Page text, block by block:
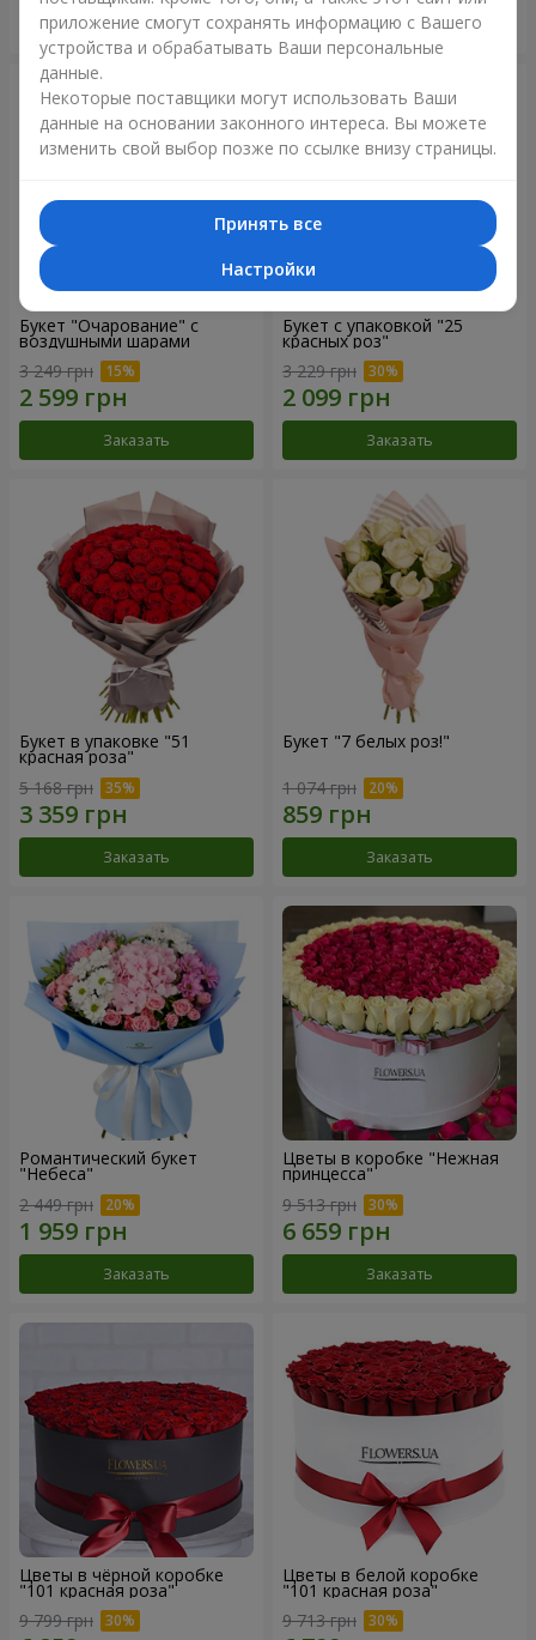
Заказать Заказать
Букет "Очарование" с
воздушными шарами
3 249 грн
Заказать
Букет с упаковкой "25
красных роз"
3 229 грн
Заказать
Букет в упаковке "51
красная роза"
5 168 грн
Заказать
Букет "7 белых роз!"
1 074 грн
Заказать
Романтический букет
"Небеса"
2 449 грн
Заказать
Цветы в коробке "Нежная
принцесса"
9 513 грн
Заказать
Цветы в чёрной коробке
"101 красная роза"
9 799 грн
Цветы в белой коробке
"101 красная роза"
9 713 грн
приложение смогут сохранять информацию с Вашего
устройства и обрабатывать Ваши персональные
данные.
Некоторые поставщики могут использовать Ваши
данные на основании законного интереса. Вы можете
изменить свой выбор позже по ссылке внизу страницы.
Принять все
Настройки